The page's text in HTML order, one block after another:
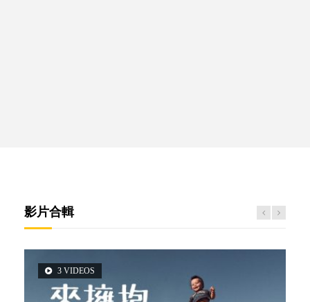
影片合輯
3 VIDEOS
5 VIDEOS
2 VIDEOS
6 VIDEOS
6 VIDEOS